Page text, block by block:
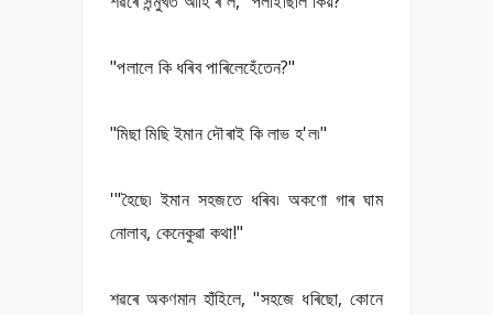
"পলালে কি ধৰিব পাৰিলেহেঁতেন?"
"মিছা মিছি ইমান দৌৰাই কি লাভ হ'ল৷"
'"হৈছে৷ ইমান সহজতে ধৰিব৷ অকণো গাৰ ঘাম
নোলাব, কেনেকুৱা কথা!"
শৱৰে অকণমান হাঁহিলে, "সহজে ধৰিছো, কোনে